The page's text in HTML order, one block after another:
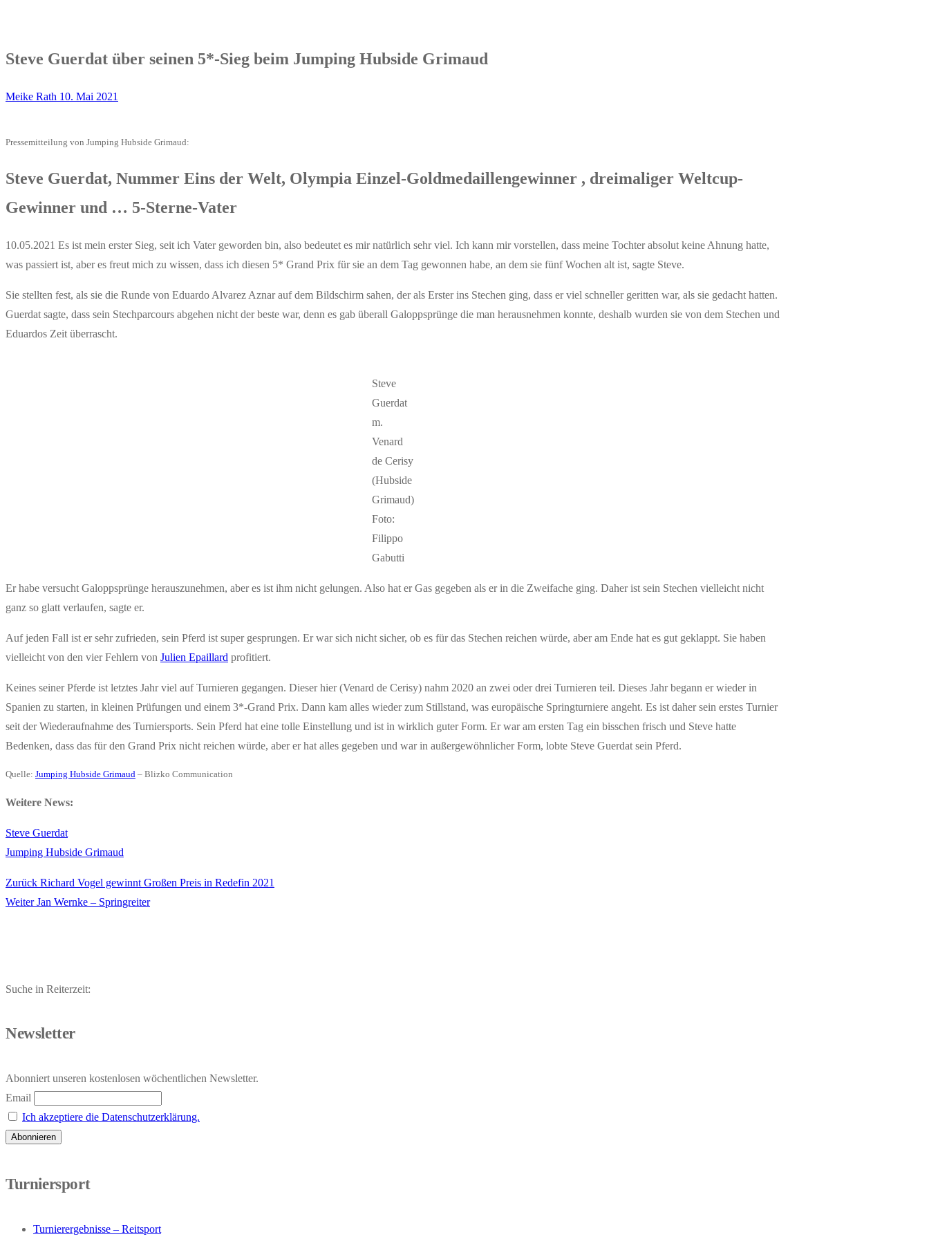
Steve Guerdat über seinen 5*-Sieg beim Jumping Hubside Grimaud
Meike Rath 10. Mai 2021
Pressemitteilung von Jumping Hubside Grimaud:
Steve Guerdat, Nummer Eins der Welt, Olympia Einzel-Goldmedaillengewinner , dreimaliger Weltcup-
Gewinner und … 5-Sterne-Vater
10.05.2021 Es ist mein erster Sieg, seit ich Vater geworden bin, also bedeutet es mir natürlich sehr viel. Ich kann mir vorstellen, dass meine Tochter absolut keine Ahnung hatte,
was passiert ist, aber es freut mich zu wissen, dass ich diesen 5* Grand Prix für sie an dem Tag gewonnen habe, an dem sie fünf Wochen alt ist, sagte Steve.
Sie stellten fest, als sie die Runde von Eduardo Alvarez Aznar auf dem Bildschirm sahen, der als Erster ins Stechen ging, dass er viel schneller geritten war, als sie gedacht hatten.
Guerdat sagte, dass sein Stechparcours abgehen nicht der beste war, denn es gab überall Galoppsprünge die man herausnehmen konnte, deshalb wurden sie von dem Stechen und
Eduardos Zeit überrascht.
Steve
Guerdat
m.
Venard
de Cerisy
(Hubside
Grimaud)
Foto:
Filippo
Gabutti
Er habe versucht Galoppsprünge herauszunehmen, aber es ist ihm nicht gelungen. Also hat er Gas gegeben als er in die Zweifache ging. Daher ist sein Stechen vielleicht nicht
ganz so glatt verlaufen, sagte er.
Auf jeden Fall ist er sehr zufrieden, sein Pferd ist super gesprungen. Er war sich nicht sicher, ob es für das Stechen reichen würde, aber am Ende hat es gut geklappt. Sie haben
vielleicht von den vier Fehlern von Julien Epaillard profitiert.
Keines seiner Pferde ist letztes Jahr viel auf Turnieren gegangen. Dieser hier (Venard de Cerisy) nahm 2020 an zwei oder drei Turnieren teil. Dieses Jahr begann er wieder in
Spanien zu starten, in kleinen Prüfungen und einem 3*-Grand Prix. Dann kam alles wieder zum Stillstand, was europäische Springturniere angeht. Es ist daher sein erstes Turnier
seit der Wiederaufnahme des Turniersports. Sein Pferd hat eine tolle Einstellung und ist in wirklich guter Form. Er war am ersten Tag ein bisschen frisch und Steve hatte
Bedenken, dass das für den Grand Prix nicht reichen würde, aber er hat alles gegeben und war in außergewöhnlicher Form, lobte Steve Guerdat sein Pferd.
Quelle: Jumping Hubside Grimaud – Blizko Communication
Weitere News:
Steve Guerdat
Jumping Hubside Grimaud
Beitragsnavigation
Zurück Vorheriger
Beitrag:
Richard Vogel gewinnt Großen Preis in Redefin 2021
Weiter Nächster
Jan Wernke – Springreiter
Suche in Reiterzeit:
Newsletter
Abonniert unseren kostenlosen wöchentlichen Newsletter.
Email
Ich akzeptiere die Datenschutzerklärung.
Turniersport
Turnierergebnisse – Reitsport